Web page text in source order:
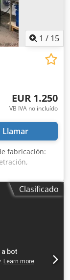
1 / 15
EUR 1.250
VB IVA no incluído
Llamar
fabricación:
250 mm, Y 160
Clasificado